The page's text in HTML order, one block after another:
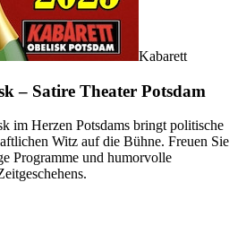
Kabarett
­– Satire Theater Potsdam
im Herzen Potsdams bringt politische
Witz auf die Bühne. Freuen Sie
Programme und humorvolle